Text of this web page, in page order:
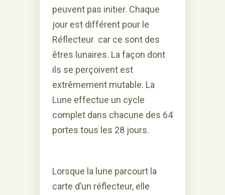
peuvent pas initier. Chaque
jour est différent pour le
Réflecteur car ce sont des
êtres lunaires. La façon dont
ils se perçoivent est
extrêmement mutable. La
Lune effectue un cycle
complet dans chacune des 64
portes tous les 28 jours.
Lorsque la lune parcourt la
carte d’un réflecteur, elle